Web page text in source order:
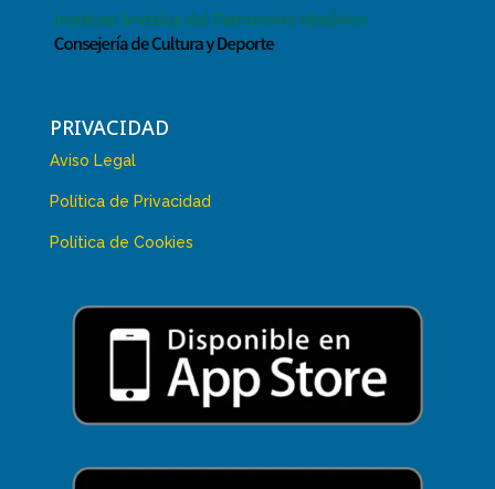
PRIVACIDAD
Aviso Legal
Política de Privacidad
Política de Cookies